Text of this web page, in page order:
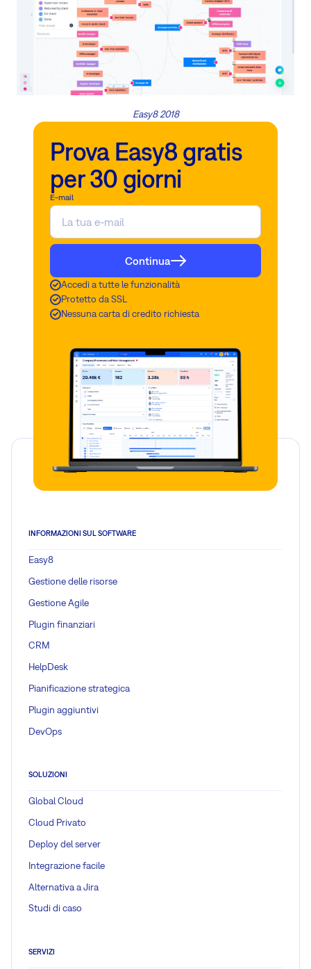
Easy8 2018
Prova Easy8 gratis
per 30 giorni
E-mail
Continua
Accedi a tutte le funzionalità
Protetto da SSL
Nessuna carta di credito richiesta
INFORMAZIONI SUL SOFTWARE
Easy8
Gestione delle risorse
Gestione Agile
Plugin finanziari
CRM
HelpDesk
Pianificazione strategica
Plugin aggiuntivi
DevOps
SOLUZIONI
Global Cloud
Cloud Privato
Deploy del server
Integrazione facile
Alternativa a Jira
Studi di caso
SERVIZI